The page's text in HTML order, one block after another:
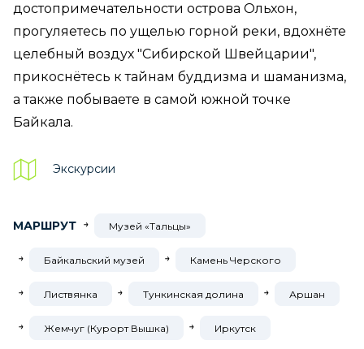
достопримечательности острова Ольхон,
прогуляетесь по ущелью горной реки, вдохнёте
целебный воздух "Сибирской Швейцарии",
прикоснётесь к тайнам буддизма и шаманизма,
а также побываете в самой южной точке
Байкала.
Экскурсии
МАРШРУТ Музей «Тальцы»
Байкальский музей Камень Черского
Листвянка Тункинская долина Аршан
Жемчуг (Курорт Вышка) Иркутск